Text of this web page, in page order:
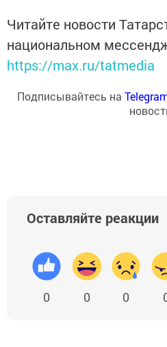
Читайте новости
национальном
https://max.ru/tatmedia
Подписывайтесь на
Оставляйте реакции
0 0 0